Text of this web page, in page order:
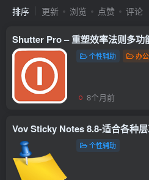
排序 更新 浏览 点赞 评论
Shutter Pro – 重塑效率法则多功
个性辅助 办
8个月前
个性辅助